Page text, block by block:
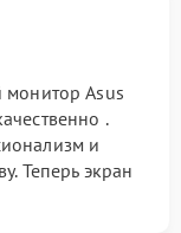
Asus
.
и
Теперь экран